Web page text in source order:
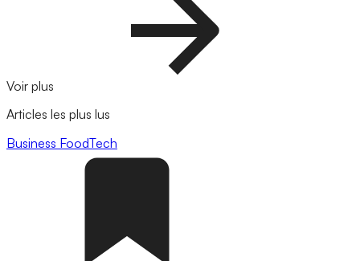
Voir plus
Articles les plus lus
Business FoodTech